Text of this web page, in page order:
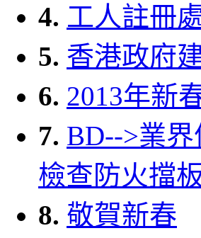
4. 工人註冊
5. 香港政府
6. 2013年新
7. BD-->業
檢查防火擋
8. 敬賀新春